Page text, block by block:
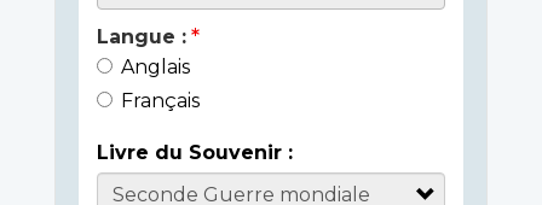
Langue :
Anglais
Français
Livre du Souvenir :